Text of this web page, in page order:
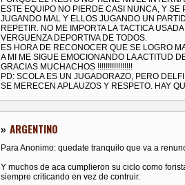
ESTE EQUIPO NO PIERDE CASI NUNCA, Y SE
JUGANDO MAL Y ELLOS JUGANDO UN
REPETIR. NO ME IMPORTA LA TACTICA
VERGUENZA DEPORTIVA DE TODOS.
ES HORA DE RECONOCER QUE SE LOGRO
A MI ME SIGUE EMOCIONANDO LA ACTITUD
GRACIAS MUCHACHOS !!!!!!!!!!!!!!!!!
PD: SCOLA ES UN JUGADORAZO, PERO
SE MERECEN APLAUZOS Y RESPETO. HAY
» ARGENTINO
Para Anonimo: quedate tranquilo que va a
Y muchos de aca cumplieron su ciclo como
siempre criticando en vez de contruir.